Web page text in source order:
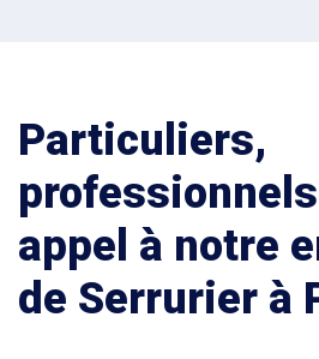
Particuliers,
appel à notre
de Serrurier à